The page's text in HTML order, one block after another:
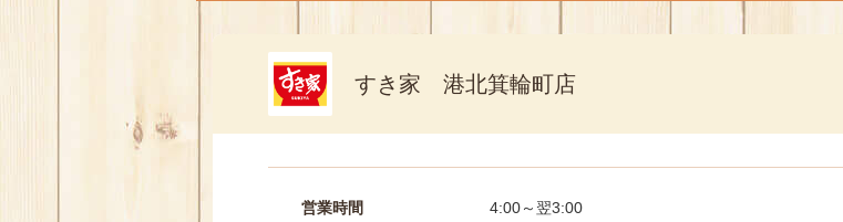
すき家 港北箕輪町店
営業時間
4:00～翌3:00